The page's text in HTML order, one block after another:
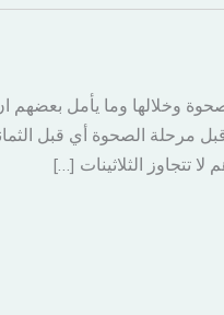
وخلالها وما يأمل بعضهم
قبل مرحلة الصحوة أي قبل
تتجاوز الثلاثينات […]